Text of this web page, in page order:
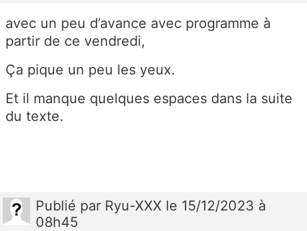
avec un peu d’avance avec programme à
partir de ce vendredi,
Ça pique un peu les yeux.
Et il manque quelques espaces dans la suite
du texte.
Publié par Ryu-XXX le 15/12/2023 à
08h45